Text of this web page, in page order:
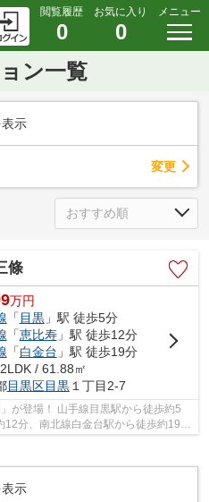
閲覧履歴
0
お気に入り
0
メニュー
ン一覧
示
変更
條
万円
「 目黒」駅 徒歩5分
「恵比寿」駅 徒歩12分
「白金台 」駅 徒歩19分
/ 61.88㎡
目黒区目黒１丁目2-7
が登場！ 山手線目黒駅から徒歩約5
分、南北線白金台駅から徒歩約19
示